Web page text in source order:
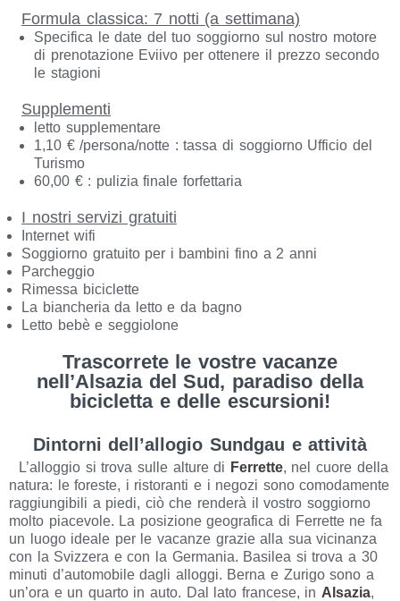
Formula classica: 7 notti (a settimana)
Specifica le date del tuo soggiorno sul nostro motore
di prenotazione Eviivo per ottenere il prezzo secondo
le stagioni
Supplementi
letto supplementare
1,10 € /persona/notte : tassa di soggiorno Ufficio del
Turismo
60,00 € : pulizia finale forfettaria
I nostri servizi gratuiti
Internet wifi
Soggiorno gratuito per i bambini fino a 2 anni
Parcheggio
Rimessa biciclette
La biancheria da letto e da bagno
Letto bebè e seggiolone
Trascorrete le vostre vacanze
nell’Alsazia del Sud, paradiso della
bicicletta e delle escursioni!
Dintorni dell’allogio Sundgau e attività
L’alloggio si trova sulle alture di Ferrette, nel cuore della
natura: le foreste, i ristoranti e i negozi sono comodamente
raggiungibili a piedi, ciò che renderà il vostro soggiorno
molto piacevole. La posizione geografica di Ferrette ne fa
un luogo ideale per le vacanze grazie alla sua vicinanza
con la Svizzera e con la Germania. Basilea si trova a 30
minuti d’automobile dagli alloggi. Berna e Zurigo sono a
un’ora e un quarto in auto. Dal lato francese, in Alsazia,